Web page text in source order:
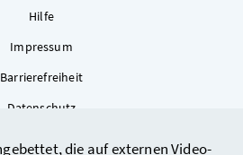
die auf externen Video-
Hilfe
Impressum
Barrierefreiheit
Datenschutz